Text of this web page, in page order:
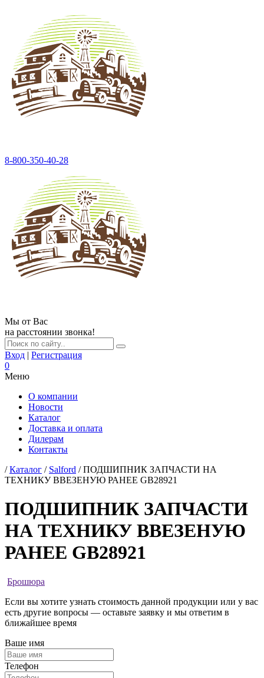
8-800-350-40-28
Мы от Вас
на расстоянии звонка!
Вход | Регистрация
0
Меню
О компании
Новости
Каталог
Доставка и оплата
Дилерам
Контакты
/Каталог / Salford / ПОДШИПНИК ЗАПЧАСТИ НА
ТЕХНИКУ ВВЕЗЕНУЮ РАНЕЕ GB28921
ПОДШИПНИК ЗАПЧАСТИ
НА ТЕХНИКУ ВВЕЗЕНУЮ
РАНЕЕ GB28921
Брошюра
Если вы хотите узнать стоимость данной продукции или у вас
есть другие вопросы — оставьте заявку и мы ответим в
ближайшее время
Ваше имя
Телефон